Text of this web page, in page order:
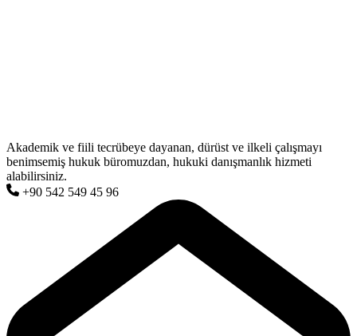
Akademik ve fiili tecrübeye dayanan, dürüst ve ilkeli çalışmayı
benimsemiş hukuk büromuzdan, hukuki danışmanlık hizmeti
alabilirsiniz.
+90 542 549 45 96